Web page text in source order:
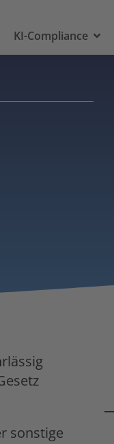
KI-Compliance
sonstige